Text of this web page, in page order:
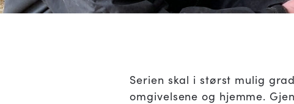
Serien skal i størst mulig
omgivelsene og hjemme.